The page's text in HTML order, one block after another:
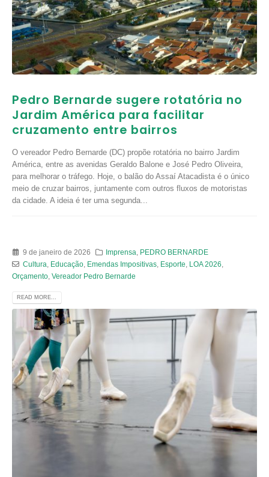
Pedro Bernarde sugere rotatória no
Jardim América para facilitar
cruzamento entre bairros
O vereador Pedro Bernarde (DC) propõe rotatória no bairro Jardim
América, entre as avenidas Geraldo Balone e José Pedro Oliveira,
para melhorar o tráfego. Hoje, o balão do Assaí Atacadista é o único
meio de cruzar bairros, juntamente com outros fluxos de motoristas
da cidade. A ideia é ter uma segunda...
9 de janeiro de 2026 Imprensa
PEDRO BERNARDE
Cultura
Educação, Emendas Impositivas, Esporte LOA 2026
Orçamento Vereador Pedro Bernarde
READ MORE...